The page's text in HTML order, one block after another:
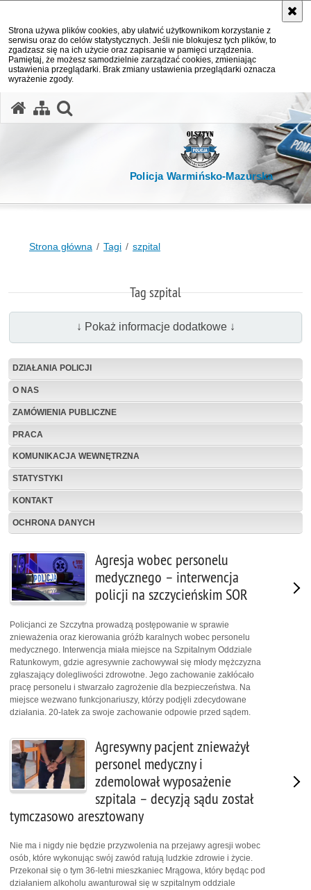
Strona używa plików cookies, aby ułatwić użytkownikom korzystanie z
serwisu oraz do celów statystycznych. Jeśli nie blokujesz tych plików, to
zgadzasz się na ich użycie oraz zapisanie w pamięci urządzenia.
Pamiętaj, że możesz samodzielnie zarządzać cookies, zmieniając
ustawienia przeglądarki. Brak zmiany ustawienia przeglądarki oznacza
wyrażenie zgody.
Policja Warmińsko-Mazurska
Strona główna Tagi szpital
Tag szpital
↓ Pokaż informacje dodatkowe ↓
DZIAŁANIA POLICJI
O NAS
ZAMÓWIENIA PUBLICZNE
PRACA
KOMUNIKACJA WEWNĘTRZNA
STATYSTYKI
KONTAKT
OCHRONA DANYCH
Agresja wobec personelu
medycznego – interwencja
policji na szczycieńskim SOR
Policjanci ze Szczytna prowadzą postępowanie w sprawie
znieważenia oraz kierowania gróźb karalnych wobec personelu
medycznego. Interwencja miała miejsce na Szpitalnym Oddziale
Ratunkowym, gdzie agresywnie zachowywał się młody mężczyzna
zgłaszający dolegliwości zdrowotne. Jego zachowanie zakłócało
pracę personelu i stwarzało zagrożenie dla bezpieczeństwa. Na
miejsce wezwano funkcjonariuszy, którzy podjęli zdecydowane
działania. 20-latek za swoje zachowanie odpowie przed sądem.
Agresywny pacjent znieważył
personel medyczny i
zdemolował wyposażenie
szpitala – decyzją sądu został
tymczasowo aresztowany
Nie ma i nigdy nie będzie przyzwolenia na przejawy agresji wobec
osób, które wykonując swój zawód ratują ludzkie zdrowie i życie.
Przekonał się o tym 36-letni mieszkaniec Mrągowa, który będąc pod
działaniem alkoholu awanturował się w szpitalnym oddziale